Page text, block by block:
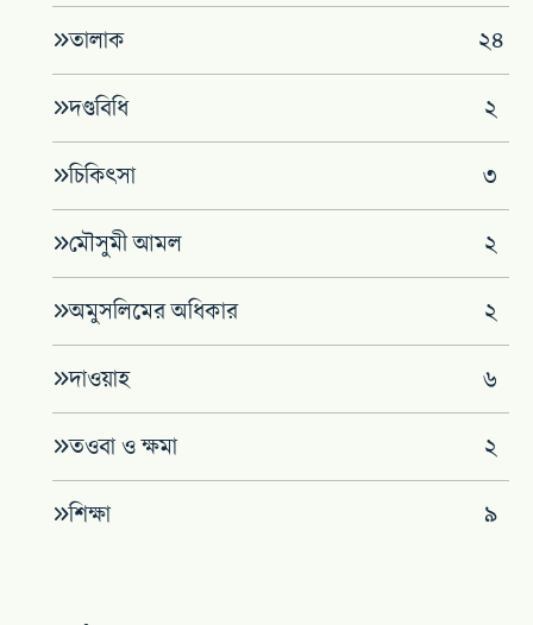
তালাক ২৪
দণ্ডবিধি ২
চিকিৎসা ৩
মৌসুমী আমল ২
অমুসলিমের অধিকার ২
দাওয়াহ ৬
তওবা ও ক্ষমা ২
শিক্ষা ৯